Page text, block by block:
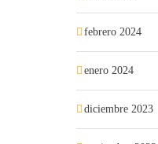
febrero 2024
enero 2024
diciembre 2023